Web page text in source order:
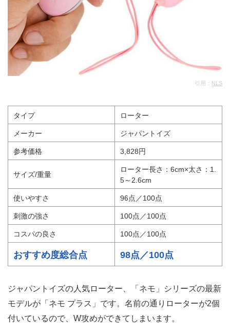
引用： NLS
タイプ ローター
メーカー ジャパントイズ
参考価格 3,828円
サイズ/重量
ローター長さ：6cm×太さ：1.
5～2.6cm
使いやすさ 96点／100点
刺激の強さ 100点／100点
コスパの良さ 100点／100点
おすすめ度総合点 98点／100点
ジャパントイズの人気ローター、「ネモ」シリーズの最新
モデルが「ネモ プラス」です。名前の通りローターが2個
付いているので、W攻めができてしまいます。